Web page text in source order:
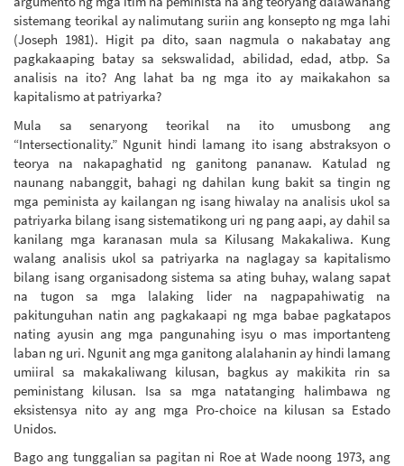
sistemang teorikal ay nalimutang suriin ang konsepto ng mga lahi
(Joseph 1981). Higit pa dito, saan nagmula o nakabatay ang
pagkakaaping batay sa sekswalidad, abilidad, edad, atbp. Sa
analisis na ito? Ang lahat ba ng mga ito ay maikakahon sa
kapitalismo at patriyarka?
Mula sa senaryong teorikal na ito umusbong ang
“Intersectionality.” Ngunit hindi lamang ito isang abstraksyon o
teorya na nakapaghatid ng ganitong pananaw. Katulad ng
naunang nabanggit, bahagi ng dahilan kung bakit sa tingin ng
mga peminista ay kailangan ng isang hiwalay na analisis ukol sa
patriyarka bilang isang sistematikong uri ng pang aapi, ay dahil sa
kanilang mga karanasan mula sa Kilusang Makakaliwa. Kung
walang analisis ukol sa patriyarka na naglagay sa kapitalismo
bilang isang organisadong sistema sa ating buhay, walang sapat
na tugon sa mga lalaking lider na nagpapahiwatig na
pakitunguhan natin ang pagkakaapi ng mga babae pagkatapos
nating ayusin ang mga pangunahing isyu o mas importanteng
laban ng uri. Ngunit ang mga ganitong alalahanin ay hindi lamang
umiiral sa makakaliwang kilusan, bagkus ay makikita rin sa
peministang kilusan. Isa sa mga natatanging halimbawa ng
eksistensya nito ay ang mga Pro-choice na kilusan sa Estado
Unidos.
Bago ang tunggalian sa pagitan ni Roe at Wade noong 1973, ang